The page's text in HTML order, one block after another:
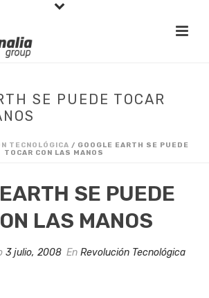
SE PUEDE TOCAR
TECNOLÓGICA / GOOGLE EARTH SE PUEDE
TOCAR CON LAS MANOS
SE PUEDE
LAS MANOS
3 julio, 2008 En Revolución Tecnológica